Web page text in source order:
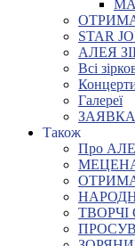
STAR
АЛЕЯ
Всі
Галереї
ЗАЯВКА
Також
Про